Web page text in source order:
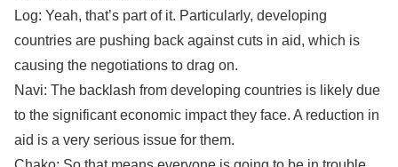
Log: Yeah, that’s part of it. Particularly, developing
countries are pushing back against cuts in aid, which is
causing the negotiations to drag on.
Navi: The backlash from developing countries is likely due
to the significant economic impact they face. A reduction in
aid is a very serious issue for them.